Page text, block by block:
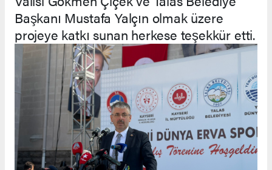
Başkanı Mustafa Yalçın olmak üzere
projeye katkı sunan herkese teşekkür etti.